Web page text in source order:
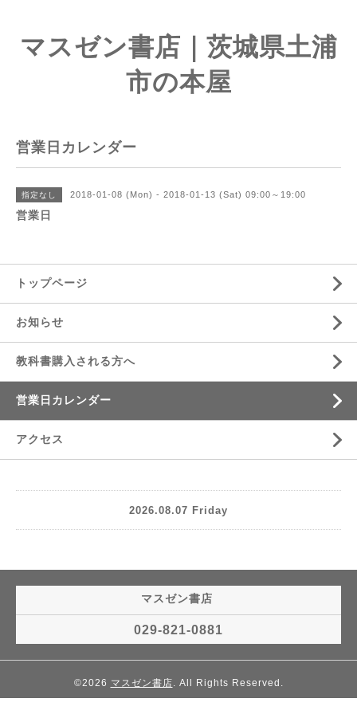
マスゼン書店｜茨城県土浦
市の本屋
営業日カレンダー
指定なし 2018-01-08 (Mon) - 2018-01-13 (Sat) 09:00～19:00
営業日
トップページ
お知らせ
教科書購入される方へ
営業日カレンダー
アクセス
2026.08.07 Friday
マスゼン書店
029-821-0881
©2026 マスゼン書店. All Rights Reserved.